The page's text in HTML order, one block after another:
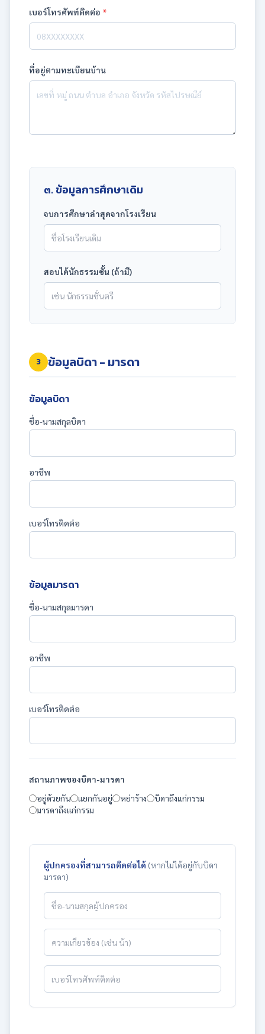
เบอร์โทรศัพท์ติดต่อ *
ที่อยู่ตามทะเบียนบ้าน
๓. ข้อมูลการศึกษาเดิม
จบการศึกษาล่าสุดจากโรงเรียน
สอบได้นักธรรมชั้น (ถ้ามี)
3 ข้อมูลบิดา - มารดา
ข้อมูลบิดา
ชื่อ-นามสกุลบิดา
อาชีพ
เบอร์โทรติดต่อ
ข้อมูลมารดา
ชื่อ-นามสกุลมารดา
อาชีพ
เบอร์โทรติดต่อ
สถานภาพของบิดา-มารดา
อยู่ด้วยกัน
แยกกันอยู่ หย่าร้าง
บิดาถึงแก่กรรม
มารดาถึงแก่กรรม
ผู้ปกครองที่สามารถติดต่อได้(หากไม่ได้อยู่กับบิดา
มารดา)